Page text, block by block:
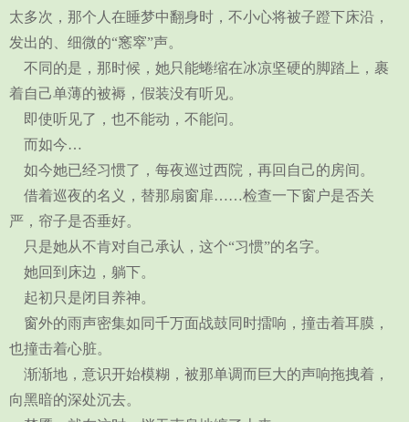
太多次，那个人在睡梦中翻身时，不小心将被子蹬下床沿，
发出的、细微的“窸窣”声。
不同的是，那时候，她只能蜷缩在冰凉坚硬的脚踏上，裹
着自己单薄的被褥，假装没有听见。
即使听见了，也不能动，不能问。
而如今…
如今她已经习惯了，每夜巡过西院，再回自己的房间。
借着巡夜的名义，替那扇窗扉……检查一下窗户是否关
严，帘子是否垂好。
只是她从不肯对自己承认，这个“习惯”的名字。
她回到床边，躺下。
起初只是闭目养神。
窗外的雨声密集如同千万面战鼓同时擂响，撞击着耳膜，
也撞击着心脏。
渐渐地，意识开始模糊，被那单调而巨大的声响拖拽着，
向黑暗的深处沉去。